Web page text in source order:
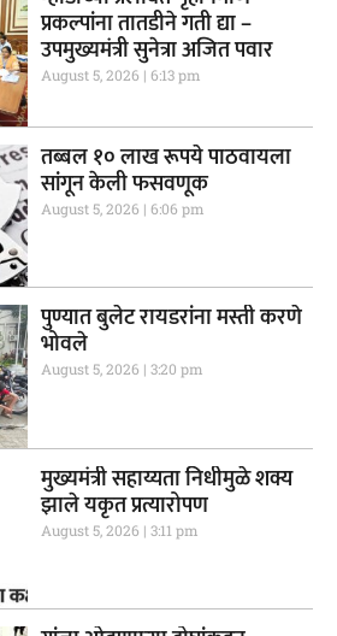
प्रकल्पांना तातडीने गती द्या –
उपमुख्यमंत्री सुनेत्रा अजित पवार
August 5, 2026 6:13 pm
तब्बल १० लाख रूपये पाठवायला
सांगून केली फसवणूक
August 5, 2026 6:06 pm
पुण्यात बुलेट रायडरांना मस्ती करणे
भोवले
August 5, 2026 3:20 pm
मुख्यमंत्री सहाय्यता निधीमुळे शक्य
झाले यकृत प्रत्यारोपण
August 5, 2026 3:11 pm